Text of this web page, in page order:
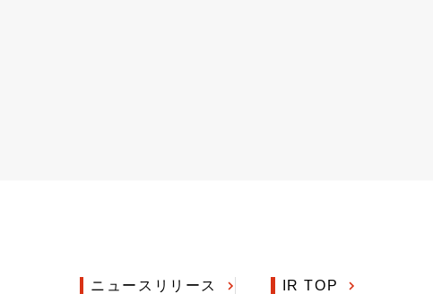
ニュースリリース IR TOP